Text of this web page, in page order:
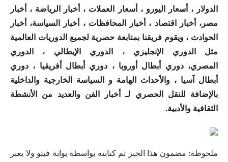
الدولار
، أسعار اليورو ، أسعار العملات ، أخبار الرياضة ،
أخبار
مصر ، أخبار اقتصاد ، أخبار المحافظات ، أخبار السياسة،
أخبار
الحوادث ، ويقوم فريقنا بمتابعة حصرية لجميع الدوريات العالمية
مثل
الدوري الإنجليزي ، الدوري الإيطالي ،
الدوري
المصري،دوري أبطال أوروبا ، دوري أبطال أفريقيا ، دوري
أبطال آسيا ، والأحداث الهامة و السياسة الخارجية والداخلية
بالإضافة للنقل الحصري لـ
أخبار الفن والعديد من الأنشطة
الثقافية والأدبية.
ملحوظة: مضمون هذا الخبر تم كتابته بواسطة بوابة فيتو ولا يعبر